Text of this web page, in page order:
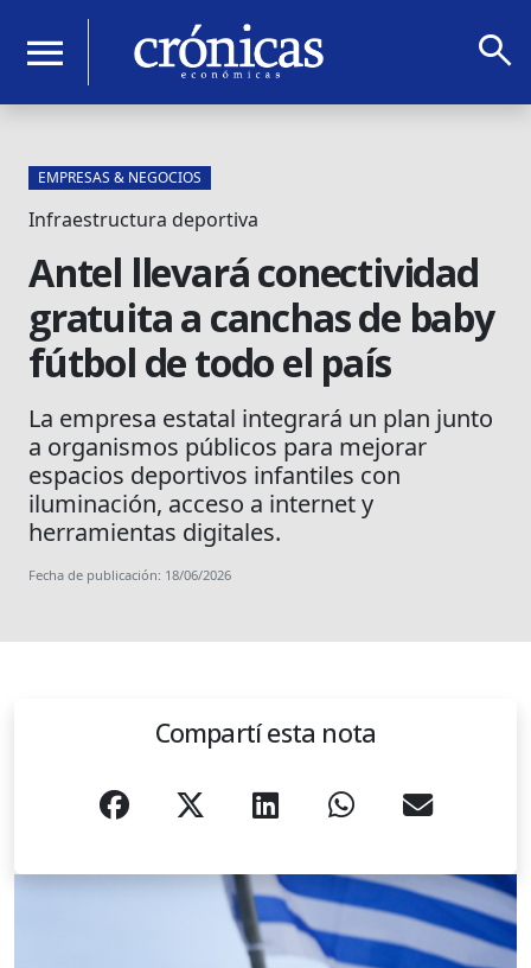
menu search
EMPRESAS & NEGOCIOS
Infraestructura deportiva
Antel llevará conectividad
gratuita a canchas de baby
fútbol de todo el país
La empresa estatal integrará un plan junto
a organismos públicos para mejorar
espacios deportivos infantiles con
iluminación, acceso a internet y
herramientas digitales.
Fecha de publicación: 18/06/2026
Compartí esta nota